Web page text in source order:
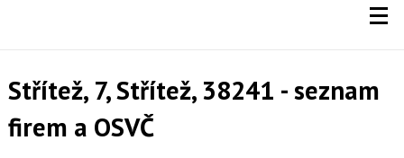
Střítež, 7, Střítež, 38241 - seznam
firem a OSVČ